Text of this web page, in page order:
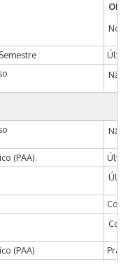
No
Não
Não
(PAA).
(PAA)